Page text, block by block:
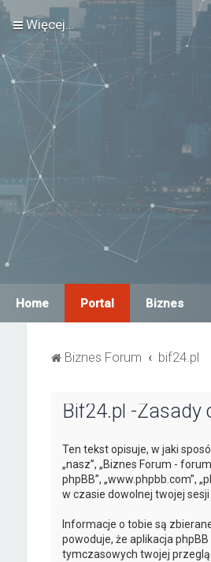
Więcej…
Home Portal Biznes
Biznes Forum bif24.pl
Bif24.pl -Zasady
Ten tekst opisuje, w jaki
„nasz”, „Biznes Forum -
phpBB”, „www.phpbb.com”,
w czasie dowolnej twojej sesji
Informacje o tobie są
powoduje, że aplikacja
tymczasowych twojej